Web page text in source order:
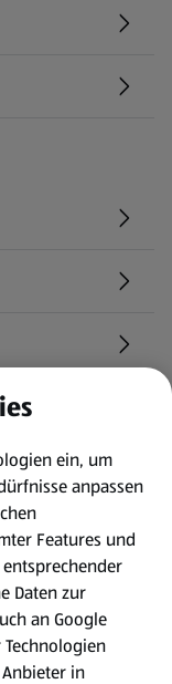
ein, um
anpassen
Features und
Daten zur
an Google
in